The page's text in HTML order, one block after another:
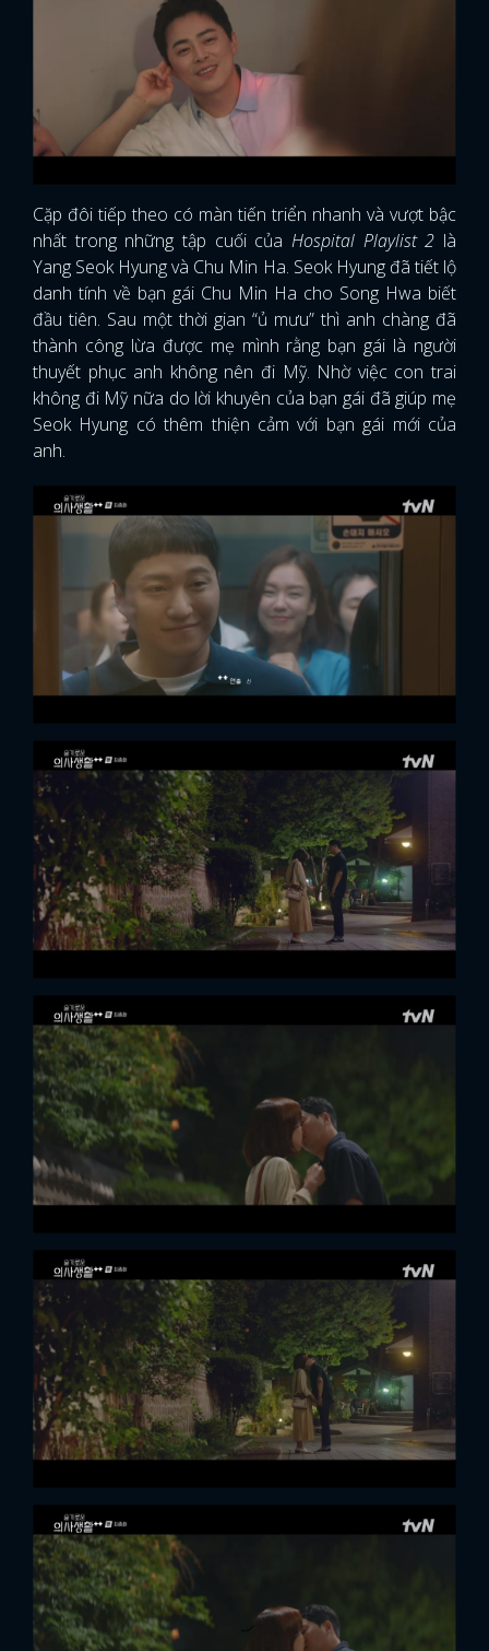
Cặp đôi tiếp theo có màn tiến triển nhanh và vượt bậc
nhất trong những tập cuối của Hospital Playlist 2 là
Yang Seok Hyung và Chu Min Ha. Seok Hyung đã tiết lộ
danh tính về bạn gái Chu Min Ha cho Song Hwa biết
đầu tiên. Sau một thời gian “ủ mưu” thì anh chàng đã
thành công lừa được mẹ mình rằng bạn gái là người
thuyết phục anh không nên đi Mỹ. Nhờ việc con trai
không đi Mỹ nữa do lời khuyên của bạn gái đã giúp mẹ
Seok Hyung có thêm thiện cảm với bạn gái mới của
anh.